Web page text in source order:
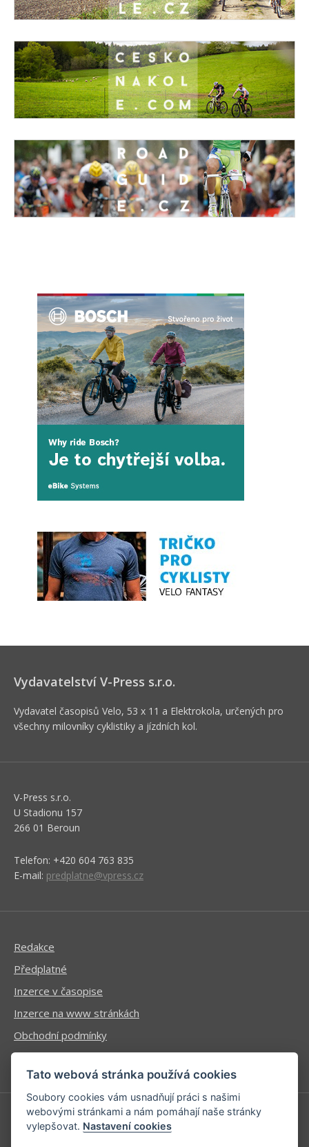
Vydavatelství V-Press s.r.o.
Vydavatel časopisů Velo, 53 x 11 a Elektrokola, určených pro
všechny milovníky cyklistiky a jízdních kol.
V-Press s.r.o.
U Stadionu 157
266 01 Beroun
Telefon: +420 604 763 835
E-mail: predplatne@vpress.cz
Redakce
Předplatné
Inzerce v časopise
Inzerce na www stránkách
Obchodní podmínky
Ochrana osobních údajů
Příhlášení | Registrace
Tato webová stránka používá cookies
Soubory cookies vám usnadňují práci s našimi
webovými stránkami a nám pomáhají naše stránky
vylepšovat. Nastavení cookies